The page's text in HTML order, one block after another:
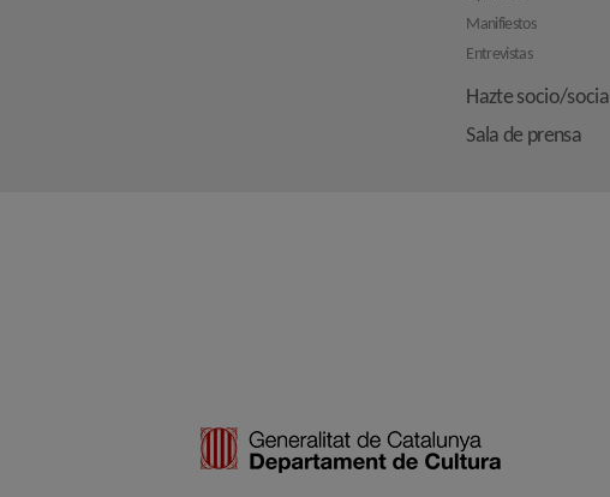
Manifiestos
Entrevistas
Hazte socio/socia
Sala de prensa